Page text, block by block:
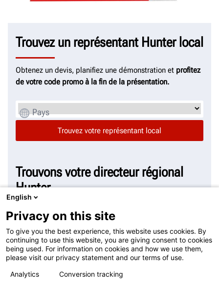
Trouvez un représentant Hunter local
Obtenez un devis, planifiez une démonstration et profitez
de votre code promo à la fin de la présentation.
Pays
Trouvons votre directeur régional
Hunter
Pour toute question ou en cas de problème, prenez
contact avec votre directeur régional Hunter.
Pays
English
Privacy on this site
To give you the best experience, this website uses cookies. By
continuing to use this website, you are giving consent to cookies
being used. For information on cookies and how we use them,
please visit our privacy statement and our terms of use.
Analytics
Conversion tracking